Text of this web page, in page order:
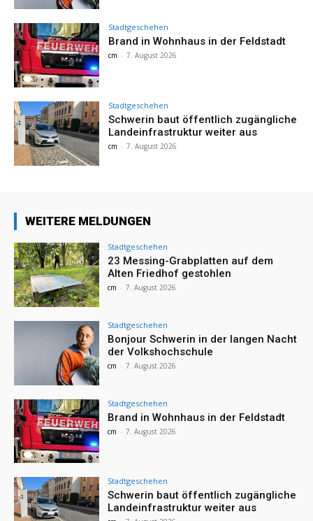
Stadtgeschehen
Brand in Wohnhaus in der Feldstadt
cm - 7. August 2026
Stadtgeschehen
Schwerin baut öffentlich zugängliche
Landeinfrastruktur weiter aus
cm - 7. August 2026
WEITERE MELDUNGEN
Stadtgeschehen
23 Messing-Grabplatten auf dem
Alten Friedhof gestohlen
cm - 7. August 2026
Stadtgeschehen
Bonjour Schwerin in der langen Nacht
der Volkshochschule
cm - 7. August 2026
Stadtgeschehen
Brand in Wohnhaus in der Feldstadt
cm - 7. August 2026
Stadtgeschehen
Schwerin baut öffentlich zugängliche
Landeinfrastruktur weiter aus